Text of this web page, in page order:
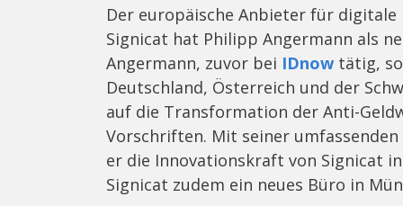
Der europäische Anbieter für
Signicat hat Philipp Angermann als
Angermann, zuvor bei IDnow tätig,
Deutschland, Österreich und der
auf die Transformation der Anti-
Vorschriften. Mit seiner
er die Innovationskraft von Signicat
Signicat zudem ein neues Büro in